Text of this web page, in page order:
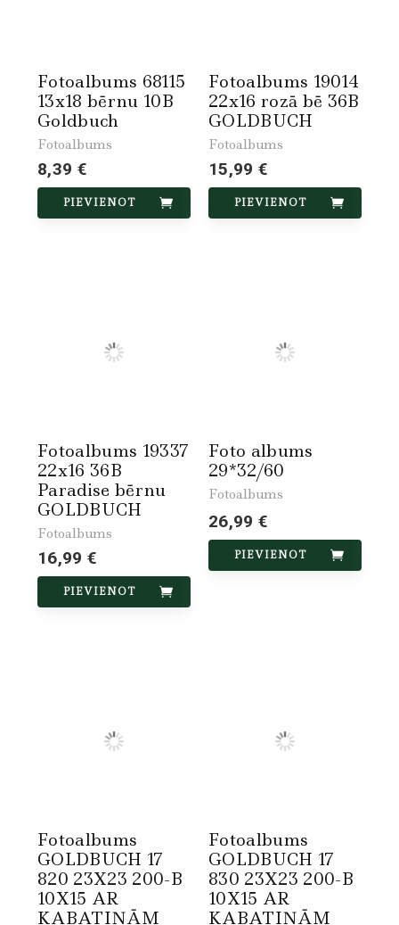
Fotoalbums 68115
13x18 bērnu 10B
Goldbuch
Fotoalbums
8,39 €
PIEVIENOT
Fotoalbums 19014
22x16 rozā bē 36B
GOLDBUCH
Fotoalbums
15,99 €
PIEVIENOT
Fotoalbums 19337
22x16 36B
Paradise bērnu
GOLDBUCH
Fotoalbums
16,99 €
PIEVIENOT
Foto albums
29*32/60
Fotoalbums
26,99 €
PIEVIENOT
Fotoalbums
GOLDBUCH 17
820 23X23 200-B
10X15 AR
KABATIŅĀM
Fotoalbums
GOLDBUCH 17
830 23X23 200-B
10X15 AR
KABATIŅĀM